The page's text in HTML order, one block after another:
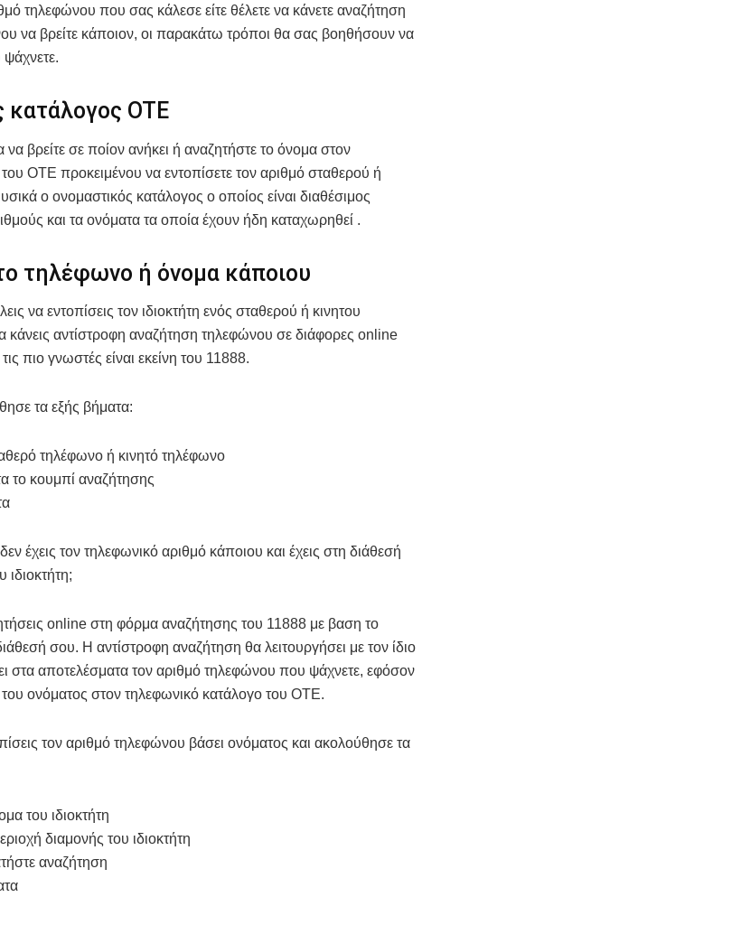
τηλεφώνου που σας κάλεσε είτε θέλετε να κάνετε αναζήτηση
να βρείτε κάποιον, οι παρακάτω τρόποι θα σας βοηθήσουν να
ψάχνετε.
OTE
να βρείτε σε ποίον ανήκει ή αναζητήστε το όνομα στον
ΟΤΕ προκειμένου να εντοπίσετε τον αριθμό σταθερού ή
ο ονομαστικός κατάλογος ο οποίος είναι διαθέσιμος
και τα ονόματα τα οποία έχουν ήδη καταχωρηθεί .
τηλέφωνο ή όνομα κάποιου
να εντοπίσεις τον ιδιοκτήτη ενός σταθερού ή κινητου
κάνεις αντίστροφη αναζήτηση τηλεφώνου σε διάφορες online
πιο γνωστές είναι εκείνη του 11888.
τα εξής βήματα:
τηλέφωνο ή κινητό τηλέφωνο
το κουμπί αναζήτησης
έχεις τον τηλεφωνικό αριθμό κάποιου και έχεις στη διάθεσή
online στη φόρμα αναζήτησης του 11888 με βαση το
σου. Η αντίστροφη αναζήτηση θα λειτουργήσει με τον ίδιο
στα αποτελέσματα τον αριθμό τηλεφώνου που ψάχνετε, εφόσον
ονόματος στον τηλεφωνικό κατάλογο του ΟΤΕ.
τον αριθμό τηλεφώνου βάσει ονόματος και ακολούθησε τα
του ιδιοκτήτη
διαμονής του ιδιοκτήτη
αναζήτηση